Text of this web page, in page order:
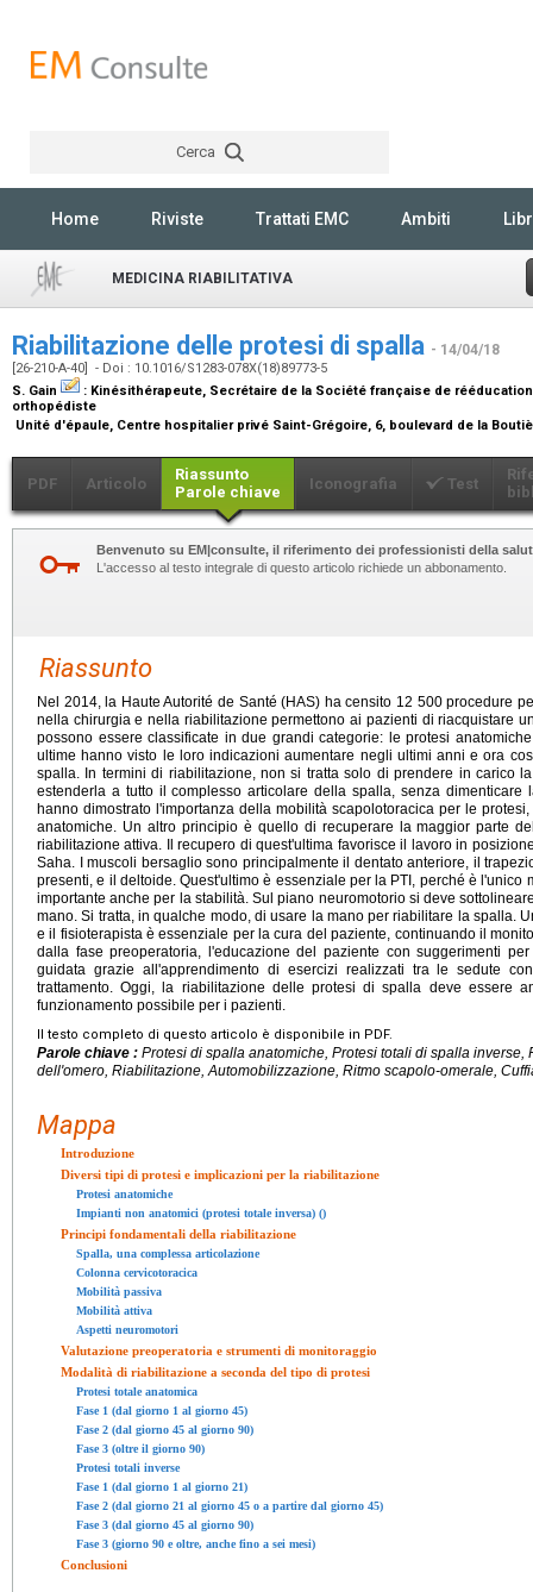
Cerca
Home Riviste Trattati EMC Ambiti
MEDICINA RIABILITATIVA
Riabilitazione delle protesi di spalla - 14/04/18
[26-210-A-40] - Doi : 10.1016/S1283-078X(18)89773-5
S. Gain
: Kinésithérapeute, Secrétaire de la Société française de
orthopédiste
Unité d'épaule, Centre hospitalier privé Saint-Grégoire, 6, boulevard de la
PDF Articolo
Riassunto
Parole chiave
Iconografia Test
Benvenuto su EM|consulte, il riferimento dei professionisti della
L'accesso al testo integrale di questo articolo richiede un abbonamento.
Riassunto
Nel 2014, la Haute Autorité de Santé (HAS) ha censito 12 500 procedure
nella chirurgia e nella riabilitazione permettono ai pazienti di riacquistare
possono essere classificate in due grandi categorie: le protesi
ultime hanno visto le loro indicazioni aumentare negli ultimi anni e ora
spalla. In termini di riabilitazione, non si tratta solo di prendere in carico
estenderla a tutto il complesso articolare della spalla, senza dimenticare
hanno dimostrato l'importanza della mobilità scapolotoracica per le
anatomiche. Un altro principio è quello di recuperare la maggior parte
riabilitazione attiva. Il recupero di quest'ultima favorisce il lavoro in
Saha. I muscoli bersaglio sono principalmente il dentato anteriore, il
presenti, e il deltoide. Quest'ultimo è essenziale per la PTI, perché è
importante anche per la stabilità. Sul piano neuromotorio si deve
mano. Si tratta, in qualche modo, di usare la mano per riabilitare la spalla.
e il fisioterapista è essenziale per la cura del paziente, continuando il
dalla fase preoperatoria, l'educazione del paziente con suggerimenti
guidata grazie all'apprendimento di esercizi realizzati tra le sedute
trattamento. Oggi, la riabilitazione delle protesi di spalla deve essere
funzionamento possibile per i pazienti.
Il testo completo di questo articolo è disponibile in PDF.
Parole chiave : Protesi di spalla anatomiche, Protesi totali di spalla inverse,
dell'omero, Riabilitazione, Automobilizzazione, Ritmo scapolo-omerale,
Mappa
Introduzione
Diversi tipi di protesi e implicazioni per la riabilitazione
Protesi anatomiche
Impianti non anatomici (protesi totale inversa) ()
Principi fondamentali della riabilitazione
Spalla, una complessa articolazione
Colonna cervicotoracica
Mobilità passiva
Mobilità attiva
Aspetti neuromotori
Valutazione preoperatoria e strumenti di monitoraggio
Modalità di riabilitazione a seconda del tipo di protesi
Protesi totale anatomica
Fase 1 (dal giorno 1 al giorno 45)
Fase 2 (dal giorno 45 al giorno 90)
Fase 3 (oltre il giorno 90)
Protesi totali inverse
Fase 1 (dal giorno 1 al giorno 21)
Fase 2 (dal giorno 21 al giorno 45 o a partire dal giorno 45)
Fase 3 (dal giorno 45 al giorno 90)
Fase 3 (giorno 90 e oltre, anche fino a sei mesi)
Conclusioni